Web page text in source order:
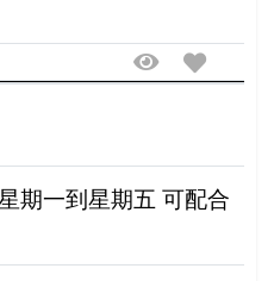
期一到星期五 可配合